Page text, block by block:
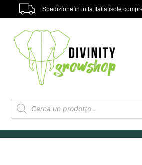
Spedizione in tutta Italia isole